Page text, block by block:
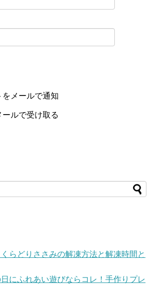
メールで通知
ルで受け取る
らどりささみの解凍方法と解凍時間と
にふれあい遊びならコレ！手作りプレ